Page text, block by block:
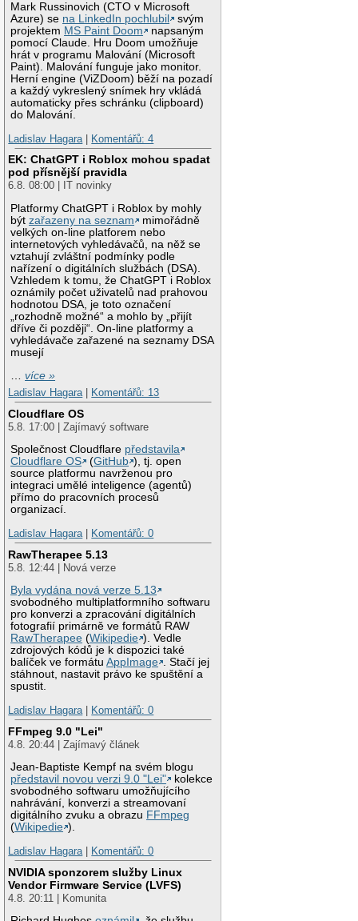
Mark Russinovich (CTO v Microsoft
Azure) se na LinkedIn pochlubil
svým
projektem MS Paint Doom
napsaným
pomocí Claude. Hru Doom umožňuje
hrát v programu Malování (Microsoft
Paint). Malování funguje jako monitor.
Herní engine (ViZDoom) běží na pozadí
a každý vykreslený snímek hry vkládá
automaticky přes schránku (clipboard)
do Malování.
Ladislav Hagara | Komentářů: 4
EK: ChatGPT i Roblox mohou spadat
pod přísnější pravidla
6.8. 08:00 | IT novinky
Platformy ChatGPT i Roblox by mohly
býtzařazeny na seznam
mimořádně
velkých on-line platforem nebo
internetových vyhledávačů, na něž se
vztahují zvláštní podmínky podle
nařízení o digitálních službách (DSA).
Vzhledem k tomu, že ChatGPT i Roblox
oznámily počet uživatelů nad prahovou
hodnotou DSA, je toto označení
„rozhodně možné“ a mohlo by „přijít
dříve či později“. On-line platformy a
vyhledávače zařazené na seznamy DSA
musejí
…více »
Ladislav Hagara| Komentářů: 13
Cloudflare OS
5.8. 17:00 | Zajímavý software
Společnost Cloudflare představila
Cloudflare OS
(GitHub ), tj. open
source platformu navrženou pro
integraci umělé inteligence (agentů)
přímo do pracovních procesů
organizací.
Ladislav Hagara| Komentářů: 0
RawTherapee 5.13
5.8. 12:44 | Nová verze
Byla vydána nová verze 5.13
svobodného multiplatformního softwaru
pro konverzi a zpracování digitálních
fotografií primárně ve formátů RAW
RawTherapee (Wikipedie ). Vedle
zdrojových kódů je k dispozici také
balíček ve formátuAppImage . Stačí jej
stáhnout, nastavit právo ke spuštění a
spustit.
Ladislav Hagara| Komentářů: 0
FFmpeg 9.0 "Lei"
4.8. 20:44 | Zajímavý článek
Jean-Baptiste Kempf na svém blogu
představil novou verzi 9.0 "Lei"
kolekce
svobodného softwaru umožňujícího
nahrávání, konverzi a streamovaní
digitálního zvuku a obrazu FFmpeg
(Wikipedie ).
Ladislav Hagara| Komentářů: 0
NVIDIA sponzorem služby Linux
Vendor Firmware Service (LVFS)
4.8. 20:11 | Komunita